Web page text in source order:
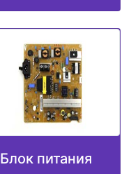
Блок питания